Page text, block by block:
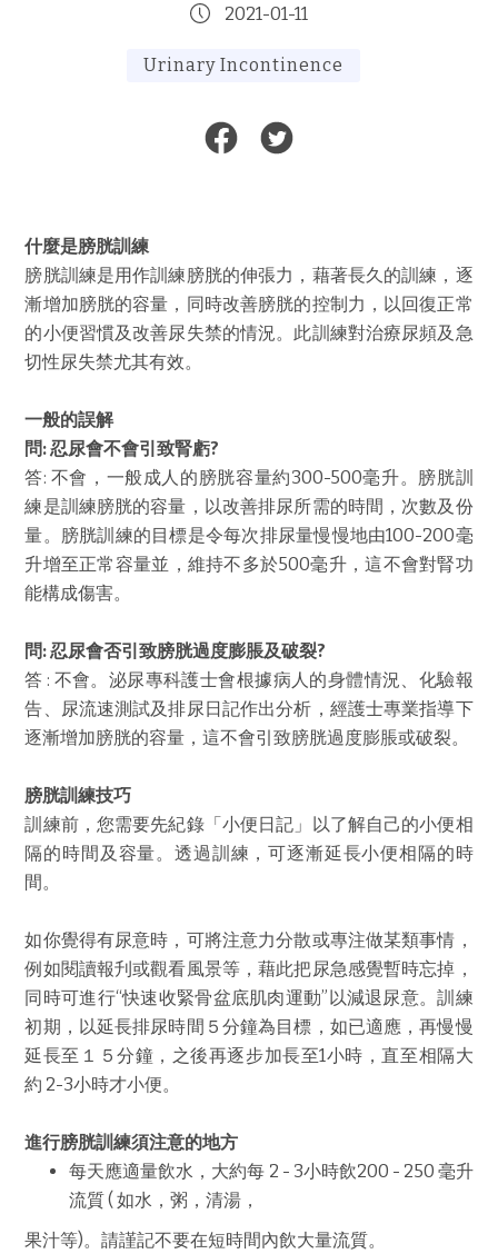
2021-01-11
Urinary Incontinence
什麼是膀胱訓練
膀胱訓練是用作訓練膀胱的伸張力，藉著長久的訓練，逐
漸增加膀胱的容量，同時改善膀胱的控制力，以回復正常
的小便習慣及改善尿失禁的情況。此訓練對治療尿頻及急
切性尿失禁尤其有效。
一般的誤解
問: 忍尿會不會引致腎虧?
答: 不會，一般成人的膀胱容量約300-500毫升。膀胱訓
練是訓練膀胱的容量，以改善排尿所需的時間，次數及份
量。膀胱訓練的目標是令每次排尿量慢慢地由100-200毫
升增至正常容量並，維持不多於500毫升，這不會對腎功
能構成傷害。
問: 忍尿會否引致膀胱過度膨脹及破裂?
答 : 不會。泌尿專科護士會根據病人的身體情況、化驗報
告、尿流速測試及排尿日記作出分析，經護士專業指導下
逐漸增加膀胱的容量，這不會引致膀胱過度膨脹或破裂。
膀胱訓練技巧
訓練前，您需要先紀錄「小便日記」以了解自己的小便相
隔的時間及容量。透過訓練，可逐漸延長小便相隔的時
間。
如你覺得有尿意時，可將注意力分散或專注做某類事情，
例如閱讀報刋或觀看風景等，藉此把尿急感覺暫時忘掉，
同時可進行“快速收緊骨盆底肌肉運動”以減退尿意。訓練
初期，以延長排尿時間５分鐘為目標，如已適應，再慢慢
延長至１５分鐘，之後再逐步加長至1小時，直至相隔大
約 2-3小時才小便。
進行膀胱訓練須注意的地方
每天應適量飲水，大約每 2 - 3小時飲200 - 250 毫升
流質 ( 如水，粥，清湯，
果汁等)。請謹記不要在短時間內飲大量流質。